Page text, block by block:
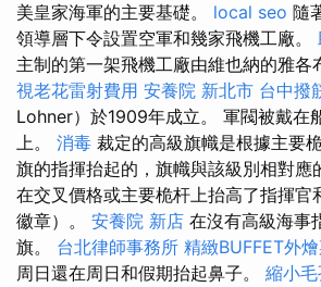
美皇家海軍的主要基礎。 local seo 隨
領導層下令設置空軍和幾家飛機工廠。
主制的第一架飛機工廠由維也納的雅各
視老花雷射費用 安養院 新北市 台中撥
Lohner）於1909年成立。 軍閥被戴在
上。 消毒 裁定的高級旗幟是根據主要
旗的指揮抬起的，旗幟與該級別相對應
在交叉價格或主要桅杆上抬高了指揮官
徽章）。 安養院 新店 在沒有高級海事
旗。 台北律師事務所 精緻BUFFET外
周日還在周日和假期抬起鼻子。 縮小